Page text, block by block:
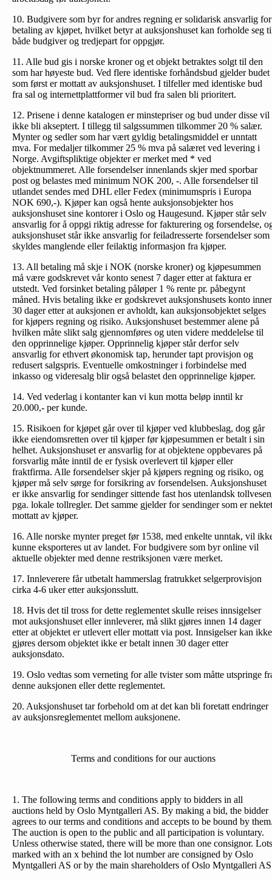
10. Budgivere som byr for andres regning er solidarisk ansvarlig for
betaling av kjøpet, hvilket betyr at auksjonshuset kan forholde seg
både budgiver og tredjepart for oppgjør.
11. Alle bud gis i norske kroner og et objekt betraktes solgt til den
som har høyeste bud. Ved flere identiske forhåndsbud gjelder budet
som først er mottatt av auksjonshuset. I tilfeller med identiske bud
fra sal og internettplattformer vil bud fra salen bli prioritert.
12. Prisene i denne katalogen er minstepriser og bud under disse vil
ikke bli akseptert. I tillegg til salgssummen tilkommer 20 % salær.
Mynter og sedler som har vært gyldig betalingsmiddel er unntatt
mva. For medaljer tilkommer 25 % mva på salæret ved levering i
Norge. Avgiftspliktige objekter er merket med * ved
objektnummeret. Alle forsendelser innenlands skjer med sporbar
post og belastes med minimum NOK 200, -. Alle forsendelser til
utlandet sendes med DHL eller Fedex (minimumspris i Europa
NOK 690,-). Kjøper kan også hente auksjonsobjekter hos
auksjonshuset sine kontorer i Oslo og Haugesund. Kjøper står selv
ansvarlig for å oppgi riktig adresse for fakturering og forsendelse,
auksjonshuset står ikke ansvarlig for feiladresserte forsendelser som
skyldes manglende eller feilaktig informasjon fra kjøper.
13. All betaling må skje i NOK (norske kroner) og kjøpesummen
må være godskrevet vår konto senest 7 dager etter at faktura er
utstedt. Ved forsinket betaling påløper 1 % rente pr. påbegynt
måned. Hvis betaling ikke er godskrevet auksjonshusets konto
30 dager etter at auksjonen er avholdt, kan auksjonsobjektet selges
for kjøpers regning og risiko. Auksjonshuset bestemmer alene på
hvilken måte slikt salg gjennomføres og uten videre meddelelse til
den opprinnelige kjøper. Opprinnelig kjøper står derfor selv
ansvarlig for ethvert økonomisk tap, herunder tapt provisjon og
redusert salgspris. Eventuelle omkostninger i forbindelse med
inkasso og videresalg blir også belastet den opprinnelige kjøper.
14. Ved vederlag i kontanter kan vi kun motta beløp inntil kr
20.000,- per kunde.
15. Risikoen for kjøpet går over til kjøper ved klubbeslag, dog går
ikke eiendomsretten over til kjøper før kjøpesummen er betalt i sin
helhet. Auksjonshuset er ansvarlig for at objektene oppbevares på
forsvarlig måte inntil de er fysisk overlevert til kjøper eller
fraktfirma. Alle forsendelser skjer på kjøpers regning og risiko, og
kjøper må selv sørge for forsikring av forsendelsen. Auksjonshuset
er ikke ansvarlig for sendinger sittende fast hos utenlandsk
pga. lokale tollregler. Det samme gjelder for sendinger som er nektet
mottatt av kjøper.
16. Alle norske mynter preget før 1538, med enkelte unntak, vil
kunne eksporteres ut av landet. For budgivere som byr online vil
aktuelle objekter med denne restriksjonen være merket.
17. Innleverere får utbetalt hammerslag fratrukket selgerprovisjon
cirka 4-6 uker etter auksjonsslutt.
18. Hvis det til tross for dette reglementet skulle reises inn­sigelser
mot auksjonshuset eller innleverer, må slikt gjøres innen 14 dager
etter at objektet er utlevert eller mottatt via post. Innsigelser kan ikke
gjøres dersom objektet ikke er betalt innen 30 dager etter
auksjonsdato.
19. Oslo vedtas som verneting for alle tvister som måtte utspringe
denne auksjonen eller dette reglementet.
20. Auksjonshuset tar forbehold om at det kan bli foretatt endringer
av auksjonsreglementet mellom auksjonene.
Terms and conditions for our auctions
1. The following terms and conditions apply to bidders in all
auctions held by Oslo Myntgalleri AS. By making a bid, the bidder
agrees to our terms and conditions and accepts to be bound by
The auction is open to the public and all participation is voluntary.
Unless otherwise stated, there will be more than one consignor. Lots
marked with an x behind the lot number are consigned by Oslo
Myntgalleri AS or by the main shareholders of Oslo Myntgalleri